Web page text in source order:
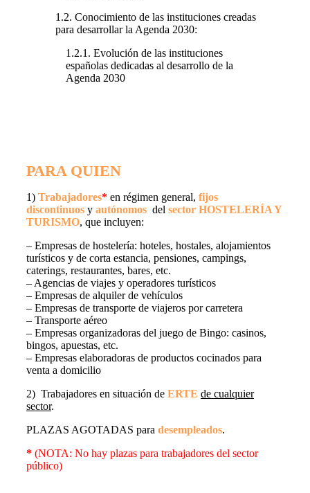
1.2. Conocimiento de las instituciones creadas
para desarrollar la Agenda 2030:
1.2.1. Evolución de las instituciones
españolas dedicadas al desarrollo de la
Agenda 2030
PARA QUIEN
1) Trabajadores* en régimen general, fijos
discontinuos y autónomos del sector HOSTELERÍA Y
TURISMO, que incluyen:
– Empresas de hostelería: hoteles, hostales, alojamientos
turísticos y de corta estancia, pensiones, campings,
caterings, restaurantes, bares, etc.
– Agencias de viajes y operadores turísticos
– Empresas de alquiler de vehículos
– Empresas de transporte de viajeros por carretera
– Transporte aéreo
– Empresas organizadoras del juego de Bingo: casinos,
bingos, apuestas, etc.
– Empresas elaboradoras de productos cocinados para
venta a domicilio
2) Trabajadores en situación de ERTE de cualquier
sector.
PLAZAS AGOTADAS para desempleados.
* (NOTA: No hay plazas para trabajadores del sector
público)